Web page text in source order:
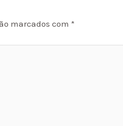
marcados com *